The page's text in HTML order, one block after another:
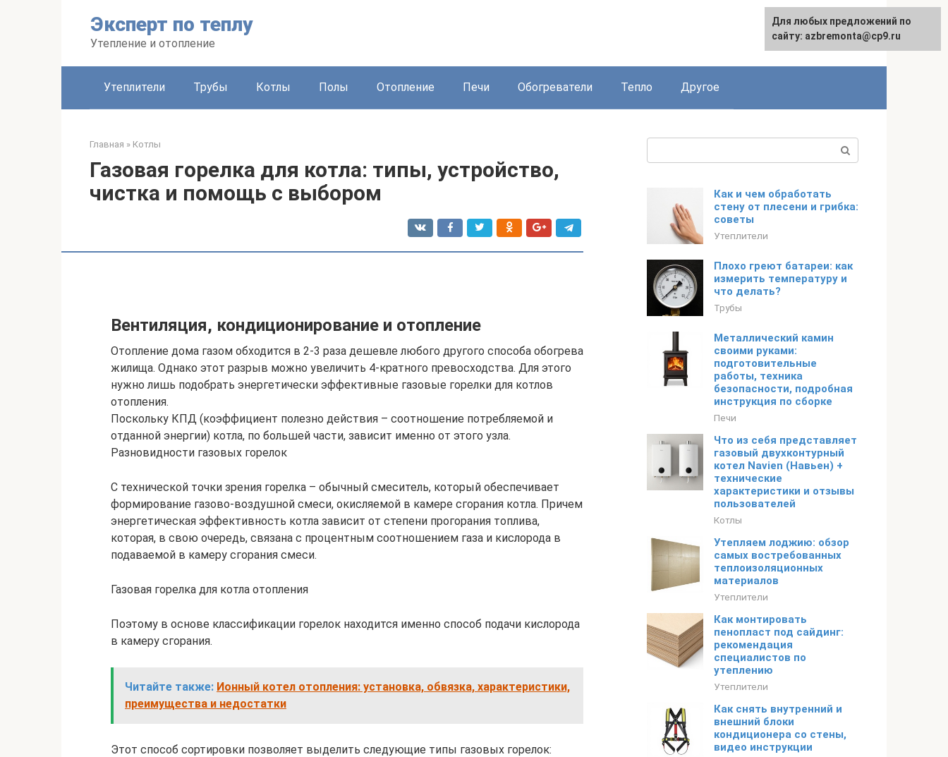
Эксперт по теплу
Утепление и отопление
English
Утеплители Трубы Котлы Полы Отопление Печи Обогреватели Тепло Другое
Главная » Котлы
Газовая горелка для котла: типы, устройство,
чистка и помощь с выбором
Вентиляция, кондиционирование и отопление
Отопление дома газом обходится в 2-3 раза дешевле любого другого способа обогрева
жилища. Однако этот разрыв можно увеличить 4-кратного превосходства. Для этого
нужно лишь подобрать энергетически эффективные газовые горелки для котлов
отопления.
Поскольку КПД (коэффициент полезно действия – соотношение потребляемой и
отданной энергии) котла, по большей части, зависит именно от этого узла.
Разновидности газовых горелок
С технической точки зрения горелка – обычный смеситель, который обеспечивает
формирование газово-воздушной смеси, окисляемой в камере сгорания котла. Причем
энергетическая эффективность котла зависит от степени прогорания топлива,
которая, в свою очередь, связана с процентным соотношением газа и кислорода в
подаваемой в камеру сгорания смеси.
Газовая горелка для котла отопления
Поэтому в основе классификации горелок находится именно способ подачи кислорода
в камеру сгорания.
Читайте также: Ионный котел отопления: установка, обвязка, характеристики,
преимущества и недостатки
Этот способ сортировки позволяет выделить следующие типы газовых горелок:
Как и чем обработать
стену от плесени и грибка:
советы
Утеплители
Плохо греют батареи: как
измерить температуру и
что делать?
Трубы
Металлический камин
своими руками:
подготовительные
работы, техника
безопасности, подробная
инструкция по сборке
Печи
Что из себя представляет
газовый двухконтурный
котел Navien (Навьен) +
технические
характеристики и отзывы
пользователей
Котлы
Утепляем лоджию: обзор
самых востребованных
теплоизоляционных
материалов
Утеплители
Как монтировать
пенопласт под сайдинг:
рекомендация
специалистов по
утеплению
Утеплители
Как снять внутренний и
внешний блоки
кондиционера со стены,
видео инструкции
Для любых предложений по
сайту: azbremonta@cp9.ru